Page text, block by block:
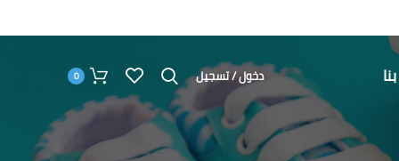
دخول / تسجيل 0